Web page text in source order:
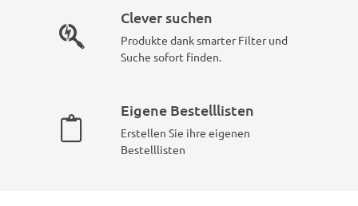
Clever suchen
Produkte dank smarter Filter und
Suche sofort finden.
Eigene Bestelllisten
Erstellen Sie ihre eigenen
Bestelllisten